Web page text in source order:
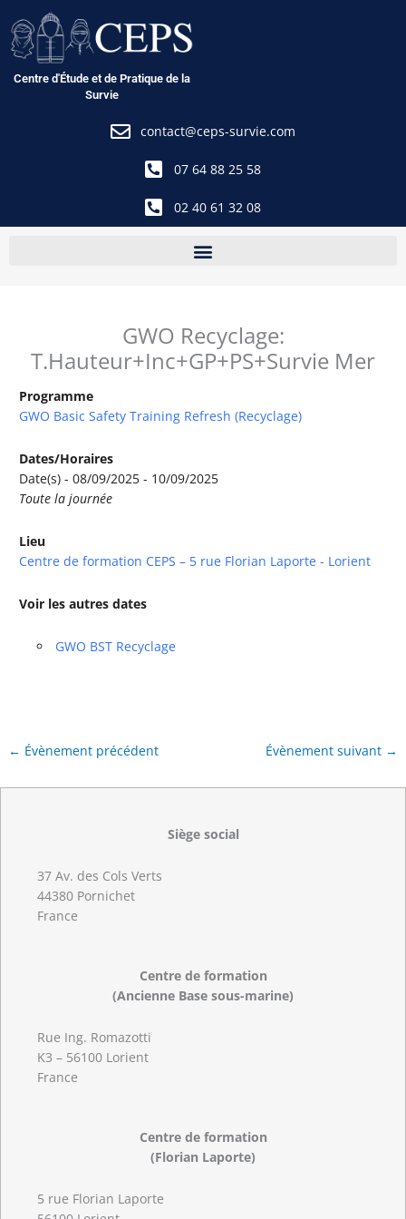
au
contenu
Centre d'Étude et de Pratique de la
Survie
contact@ceps-survie.com
07 64 88 25 58
02 40 61 32 08
GWO Recyclage:
T.Hauteur+Inc+GP+PS+Survie Mer
Programme
GWO Basic Safety Training Refresh (Recyclage)
Dates/Horaires
Date(s) - 08/09/2025 - 10/09/2025
Toute la journée
Lieu
Centre de formation CEPS – 5 rue Florian Laporte - Lorient
Voir les autres dates
GWO BST Recyclage
← Évènement précédent Évènement suivant →
Siège social
37 Av. des Cols Verts
44380 Pornichet
France
Centre de formation
(Ancienne Base sous-marine)
Rue Ing. Romazotti
K3 – 56100 Lorient
France
Centre de formation
(Florian Laporte)
5 rue Florian Laporte